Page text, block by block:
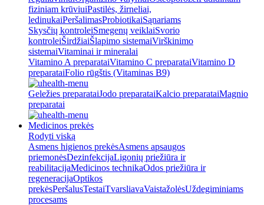
fiziniam krūviuiPastilės, žirneliai,
ledinukaiPeršalimasProbiotikaiSąnariams
Skysčių kontroleiSmegenų veiklaiSvorio
kontroleiŠirdžiaiŠlapimo sistemaiVirškinimo
sistemaiVitaminai ir mineralai
Vitamino A preparataiVitamino C preparataiVitamino D
preparataiFolio rūgštis (Vitaminas B9)
Geležies preparataiJodo preparataiKalcio preparataiMagnio
preparatai
Medicinos prekės
Rodyti viską
Asmens higienos prekėsAsmens apsaugos
priemonėsDezinfekcijaLigonių priežiūra ir
reabilitacijaMedicinos technikaOdos priežiūra ir
regeneracijaOptikos
prekėsPeršalusTestaiTvarsliavaVaistažolėsUždegiminiams
procesams